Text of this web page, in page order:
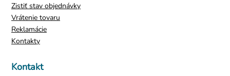
Kontakt
Zistiť stav objednávky
Vrátenie tovaru
Reklamácie
Kontakty